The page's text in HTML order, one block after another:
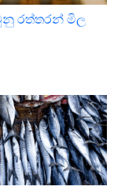
රත්තරන් මිල